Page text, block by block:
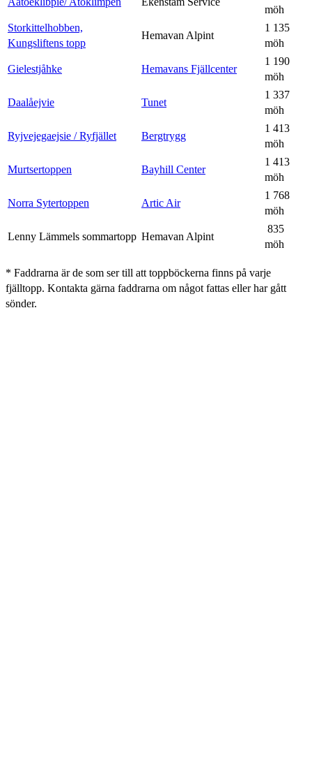
möh
Storkittelhobben,
Kungsliftens topp
Hemavan Alpint
1 135
möh
Gielestjåhke Hemavans Fjällcenter
1 190
möh
Daalåejvie Tunet
1 337
möh
Ryjvejegaejsie / Ryfjället Bergtrygg
1 413
möh
Murtsertoppen Bayhill Center
1 413
möh
Norra Sytertoppen Artic Air
1 768
möh
Lenny Lämmels sommartopp Hemavan Alpint
835
möh
* Faddrarna är de som ser till att toppböckerna finns på varje
fjälltopp. Kontakta gärna faddrarna om något fattas eller har gått
sönder.